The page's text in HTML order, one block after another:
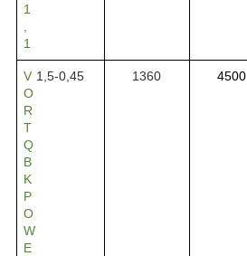
1
1
V
O
R
T
Q
B
K
P
O
W
E
1,5-0,45 1360 4500